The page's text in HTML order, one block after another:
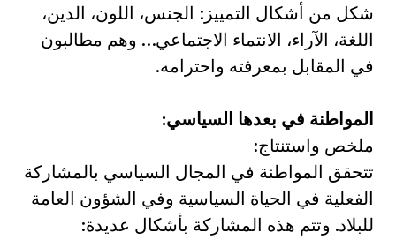
شكل من أشكال التمييز: الجنس، اللون، الدين،
اللغة، الآراء، الانتماء الاجتماعي… وهم مطالبون
في المقابل بمعرفته واحترامه.
المواطنة في بعدها السياسي:
ملخص واستنتاج:
تتحقق المواطنة في المجال السياسي بالمشاركة
الفعلية في الحياة السياسية وفي الشؤون العامة
للبلاد. وتتم هذه المشاركة بأشكال عديدة: